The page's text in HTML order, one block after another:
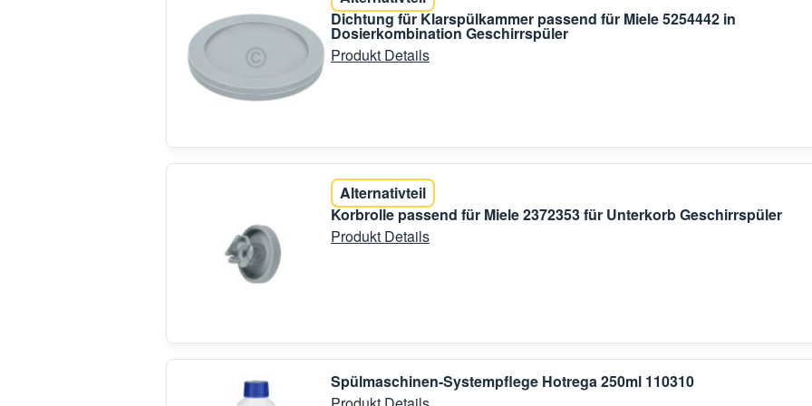
Dichtung für Klarspülkammer passend für Miele 5254442 in
Dosierkombination Geschirrspüler
Produkt Details
Alternativteil
Korbrolle passend für Miele 2372353 für Unterkorb Geschirrspüler
Produkt Details
Spülmaschinen-Systempflege Hotrega 250ml 110310